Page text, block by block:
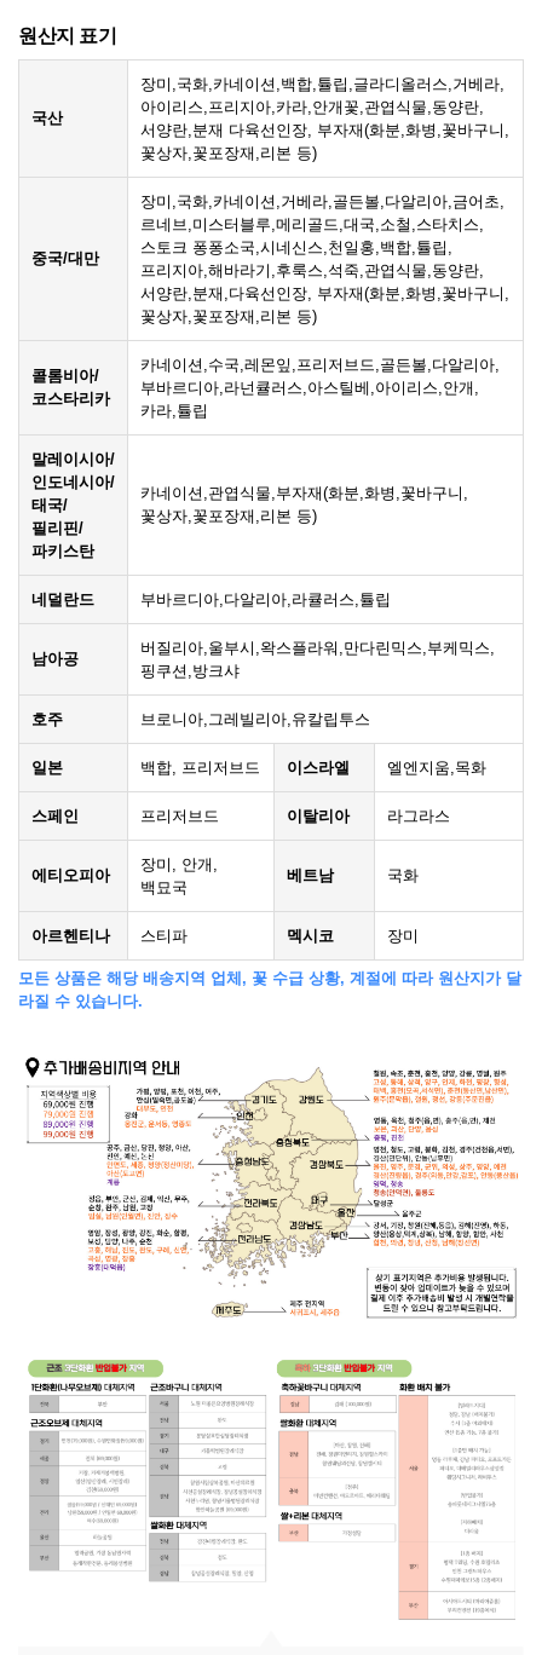
원산지 표기
국산
장미,국화,카네이션,백합,튤립,글라디올러스,거베라,
아이리스,프리지아,카라,안개꽃,관엽식물,동양란,
서양란,분재 다육선인장, 부자재(화분,화병,꽃바구니,
꽃상자,꽃포장재,리본 등)
중국/대만
장미,국화,카네이션,거베라,골든볼,다알리아,금어초,
르네브,미스터블루,메리골드,대국,소철,스타치스,
스토크 퐁퐁소국,시네신스,천일홍,백합,튤립,
프리지아,해바라기,후룩스,석죽,관엽식물,동양란,
서양란,분재,다육선인장, 부자재(화분,화병,꽃바구니,
꽃상자,꽃포장재,리본 등)
콜롬비아/
코스타리카
카네이션,수국,레몬잎,프리저브드,골든볼,다알리아,
부바르디아,라넌큘러스,아스틸베,아이리스,안개,
카라,튤립
말레이시아/
인도네시아/
태국/
필리핀/
파키스탄
카네이션,관엽식물,부자재(화분,화병,꽃바구니,
꽃상자,꽃포장재,리본 등)
네덜란드 부바르디아,다알리아,라큘러스,튤립
남아공
버질리아,울부시,왁스플라워,만다린믹스,부케믹스,
핑쿠션,방크샤
호주 브로니아,그레빌리아,유칼립투스
일본 백합, 프리저브드 이스라엘 엘엔지움,목화
스페인 프리저브드 이탈리아 라그라스
에티오피아
장미, 안개,
백묘국
베트남 국화
아르헨티나 스티파 멕시코 장미
모든 상품은 해당 배송지역 업체, 꽃 수급 상황, 계절에 따라 원산지가 달
라질 수 있습니다.